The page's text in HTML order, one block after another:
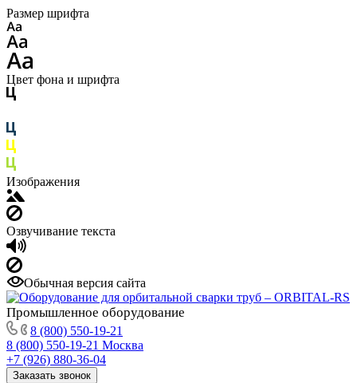
Размер шрифта
Цвет фона и шрифта
Изображения
Озвучивание текста
Обычная версия сайта
Промышленное оборудование
8 (800) 550-19-21
8 (800) 550-19-21 Москва
+7 (926) 880-36-04
Заказать звонок